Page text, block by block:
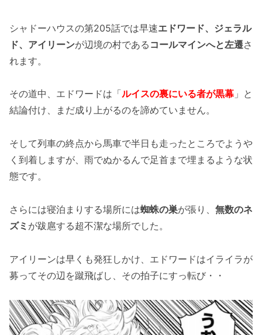
シャドーハウスの第205話では早速エドワード、ジェラル
ド、アイリーンが辺境の村である コールマインへと左遷さ
れます。
その道中、エドワードは「ルイスの裏にいる者が黒幕 」と
結論付け、まだ成り上がるのを諦めていません。
そして列車の終点から馬車で半日も走ったところでようや
く到着しますが、雨でぬかるんで足首まで埋まるような状
態です。
さらには寝泊まりする場所には蜘蛛の巣が張り、 無数のネ
ズミ が跋扈する超不潔な場所でした。
アイリーンは早くも発狂しかけ、エドワードはイライラが
募ってその辺を蹴飛ばし、その拍子にすっ転び・・